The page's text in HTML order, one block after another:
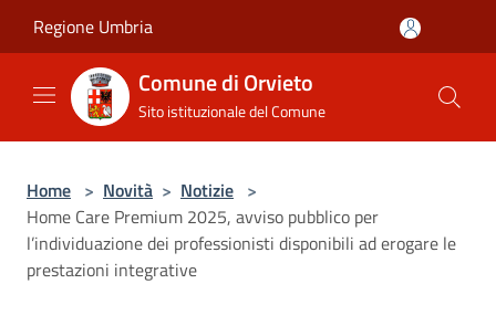
Regione Umbria
Comune di Orvieto
Sito istituzionale del Comune
Home > Novità > Notizie >
Home Care Premium 2025, avviso pubblico per
l’individuazione dei professionisti disponibili ad erogare le
prestazioni integrative